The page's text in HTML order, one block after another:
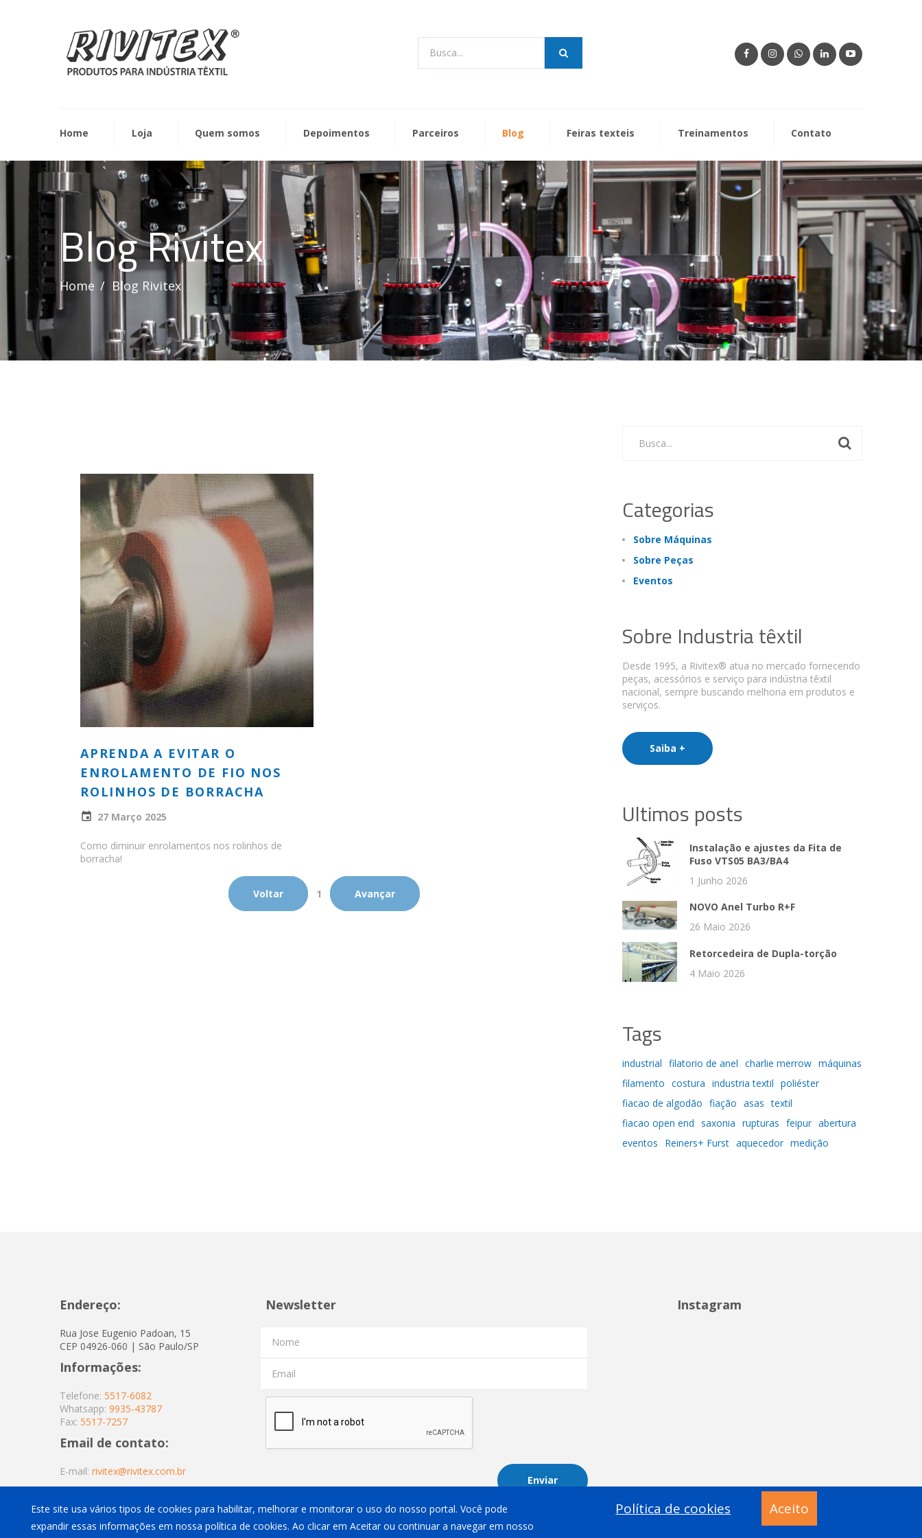
Busca...
Home Loja Quem somos Depoimentos Parceiros Blog Feiras texteis Treinamentos Contato
Blog Rivitex
Home Blog Rivitex
APRENDA A EVITAR O
ENROLAMENTO DE FIO NOS
ROLINHOS DE BORRACHA
27 Março 2025
Como diminuir enrolamentos nos rolinhos de
borracha!
Voltar 1 Avançar
Busca...
Categorias
Sobre Máquinas
Sobre Peças
Eventos
Sobre Industria têxtil
Desde 1995, a Rivitex® atua no mercado fornecendo
peças, acessórios e serviço para indústria têxtil
nacional, sempre buscando melhoria em produtos e
serviços.
Saiba +
Ultimos posts
Instalação e ajustes da Fita de
Fuso VTS05 BA3/BA4
1 Junho 2026
NOVO Anel Turbo R+F
26 Maio 2026
Retorcedeira de Dupla-torção
4 Maio 2026
Tags
industrial filatorio de anel charlie merrow máquinas
filamento costura industria textil poliéster
fiacao de algodão fiação asas textil
fiacao open end saxonia rupturas feipur abertura
eventos
Reiners+ Furst aquecedor medição
Este site usa vários tipos de cookies para habilitar, melhorar e monitorar o uso do nosso portal. Você pode
expandir essas informações em nossa política de cookies. Ao clicar em Aceitar ou continuar a navegar em nosso
Política de cookies Aceito
Endereço:
Rua Jose Eugenio Padoan, 15
CEP 04926-060 | São Paulo/SP
Informações:
Telefone: 5517-6082
Whatsapp: 9935-43787
Fax: 5517-7257
Email de contato:
E-mail: rivitex@rivitex.com.br
Newsletter
Nome
Email
Enviar
Instagram